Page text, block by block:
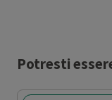
Potresti